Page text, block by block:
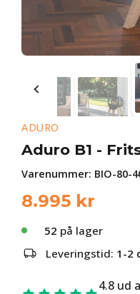
ADURO
Aduro B1 -
Varenummer: BIO-80-
8.995 kr
52 på lager
Leveringstid: 1-2
4.8 ud